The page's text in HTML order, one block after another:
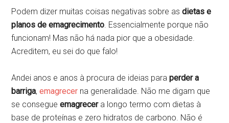
Podem dizer muitas coisas negativas sobre asdietas e
planos de emagrecimento. Essencialmente porque não
funcionam! Mas não há nada pior que a obesidade.
Acreditem, eu sei do que falo!
Andei anos e anos à procura de ideias paraperder a
barriga,emagrecer na generalidade. Não me digam que
se consegueemagrecera longo termo com dietas à
base de proteínas e zero hidratos de carbono. Não é